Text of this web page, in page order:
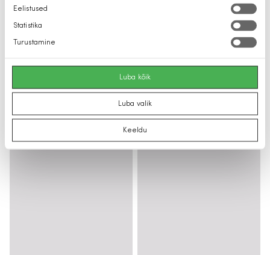
valik
Eelistused
Statistika
Turustamine
Luba kõik
Luba valik
Keeldu